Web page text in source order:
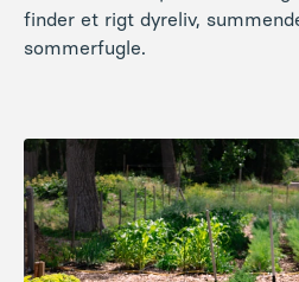
finder et rigt dyreliv,
sommerfugle.